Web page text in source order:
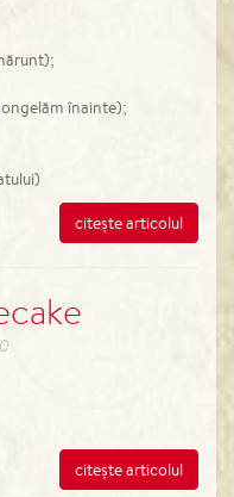
înainte);
citește articolul
citește articolul